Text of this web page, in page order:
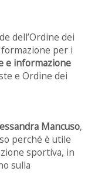
dell’Ordine dei
per i
e informazione
e Ordine dei
Mancuso,
perché è utile
sportiva, in
sulla